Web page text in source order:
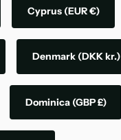
Cyprus (EUR €)
Denmark (DKK kr.)
Dominica (GBP £)